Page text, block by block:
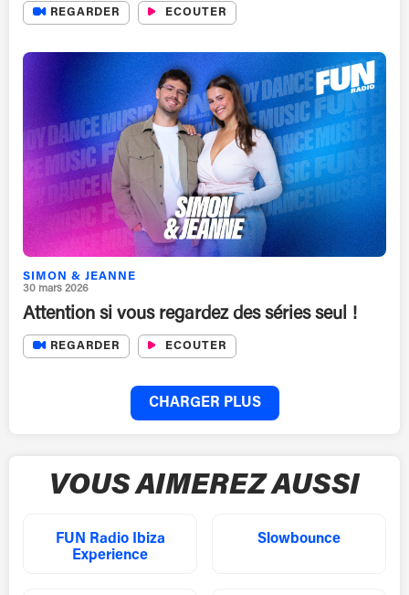
REGARDER ECOUTER
SIMON & JEANNE
30 mars 2026
Attention si vous regardez des séries seul !
REGARDER ECOUTER
CHARGER PLUS
VOUS AIMEREZ AUSSI
FUN Radio Ibiza
Experience
Slowbounce